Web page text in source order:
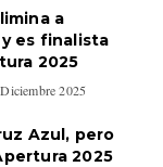
a
y es finalista
2025
2025
Azul, pero
2025